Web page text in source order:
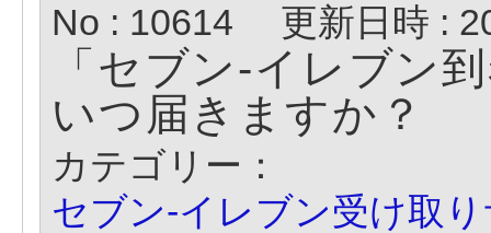
No : 10614
更新日時 :
「セブン-イレブン
いつ届きますか？
カテゴリー：
セブン-イレブン受け取